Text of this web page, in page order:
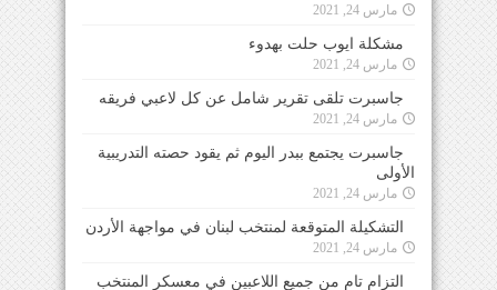
مارس 24, 2021
مشكلة ايوب حلت بهدوء
مارس 24, 2021
جاسبرت تلقى تقرير شامل عن كل لاعبي فريقه
مارس 24, 2021
جاسبرت يجتمع ببدر اليوم ثم يقود حصته التدريبية
الأولى
مارس 24, 2021
التشكيلة المتوقعة لمنتخب لبنان في مواجهة الأردن
مارس 24, 2021
التزام تام من جميع اللاعبين في معسكر المنتخب